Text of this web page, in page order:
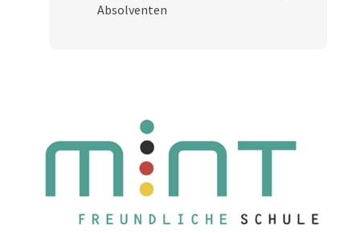
Absolventen